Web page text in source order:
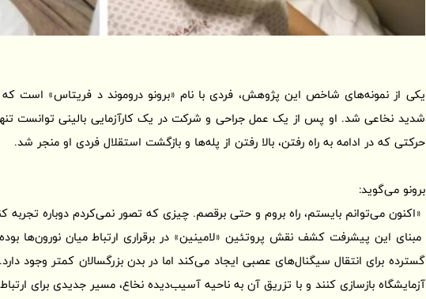
شدید نخاعی شد. او پس از یک عمل جراحی و شرکت در یک کارآزمایی بالینی توانست
حرکتی که در ادامه به راه رفتن، بالا رفتن از پله‌ها و بازگشت استقلال فردی او منجر شد.
برونو می‌گوید:
«اکنون می‌توانم بایستم، راه بروم و حتی برقصم. چیزی که تصور نمی‌کردم دوباره تجربه
مبنای این پیشرفت کشف نقش پروتئین «لامینین» در برقراری ارتباط میان نورون‌ها
گسترده برای انتقال سیگنال‌های عصبی ایجاد می‌کند اما در بدن بزرگسالان کمتر وجود
آزمایشگاه بازسازی کنند و با تزریق آن به ناحیه آسیب‌دیده نخاع، مسیر جدیدی برای